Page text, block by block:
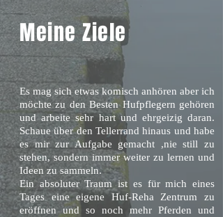
Meine Ziele
Es mag sich etwas komisch anhören aber ich
möchte zu den Besten Hufpflegern gehören
und arbeite sehr hart und ehrgeizig daran.
Schaue über den Tellerrand hinaus und habe
es mir zur Aufgabe gemacht ,nie still zu
stehen, sondern immer weiter zu lernen und
Ideen zu sammeln.
Ein absoluter Traum ist es für mich eines
Tages eine eigene Huf-Reha Zentrum zu
eröffnen und so noch mehr Pferden und